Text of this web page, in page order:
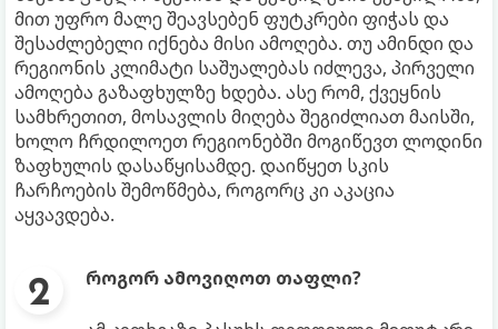
მით უფრო მალე შეავსებენ ფუტკრები ფიჭას და
შესაძლებელი იქნება მისი ამოღება. თუ ამინდი და
რეგიონის კლიმატი საშუალებას იძლევა, პირველი
ამოღება გაზაფხულზე ხდება. ასე რომ, ქვეყნის
სამხრეთით, მოსავლის მიღება შეგიძლიათ მაისში,
ხოლო ჩრდილოეთ რეგიონებში მოგიწევთ ლოდინი
ზაფხულის დასაწყისამდე. დაიწყეთ სკის
ჩარჩოების შემოწმება, როგორც კი აკაცია
აყვავდება.
როგორ ამოვიღოთ თაფლი?